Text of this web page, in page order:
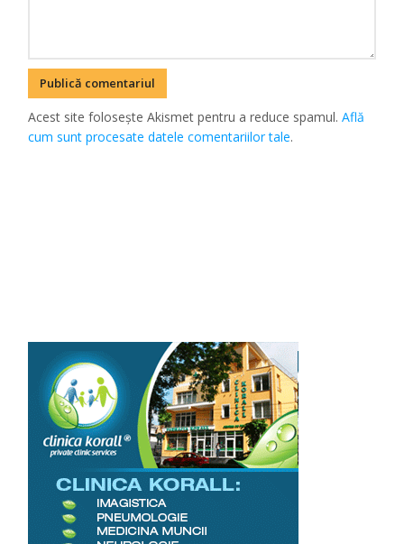
Acest site folosește Akismet pentru a reduce spamul.Află
cum sunt procesate datele comentariilor tale.